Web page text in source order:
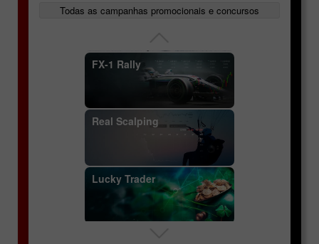
Informações específicas
dos pares de moedas
Conceitos fundamentais:
pares de moedas, cotações,
Todas as campanhas promocionais e concursos
InstaForex Great Race
FX-1 Rally
Real Scalping
Lucky Trader